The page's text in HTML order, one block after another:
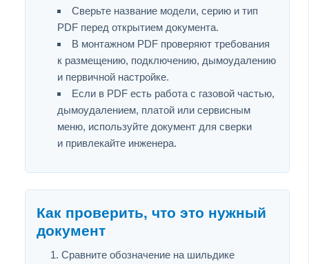
Сверьте название модели, серию и тип
PDF перед открытием документа.
В монтажном PDF проверяют требования
к размещению, подключению, дымоудалению
и первичной настройке.
Если в PDF есть работа с газовой частью,
дымоудалением, платой или сервисным
меню, используйте документ для сверки
и привлекайте инженера.
Как проверить, что это нужный
документ
Сравните обозначение на шильдике